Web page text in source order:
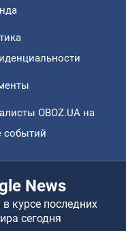
OBOZ.UA на
событий
News
курсе последних
сегодня